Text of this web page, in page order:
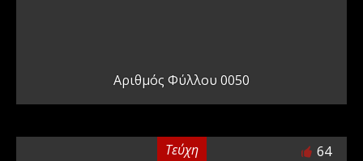
Αριθμός Φύλλου 0050
Τεύχη 64